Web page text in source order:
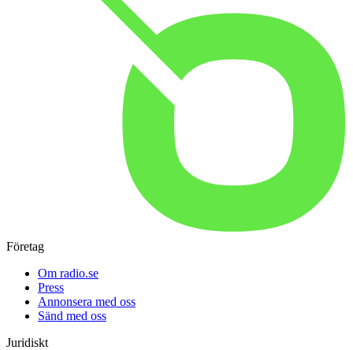
Företag
Om radio.se
Press
Annonsera med oss
Sänd med oss
Juridiskt